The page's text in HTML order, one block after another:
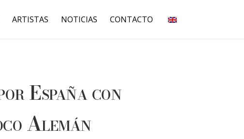
ARTISTAS NOTICIAS CONTACTO
España con
Alemán